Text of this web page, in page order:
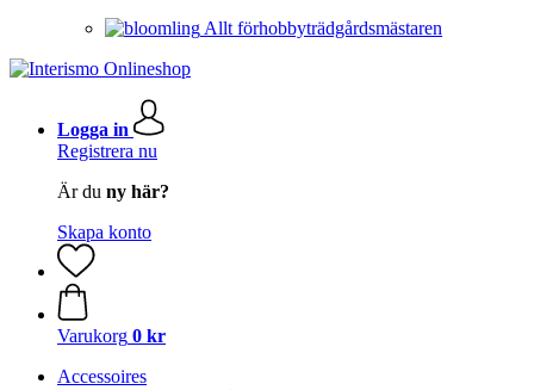
Allt förhobbyträdgårdsmästaren
Logga in
Registrera nu
Är du ny här?
Skapa konto
Varukorg 0 kr
Accessoires